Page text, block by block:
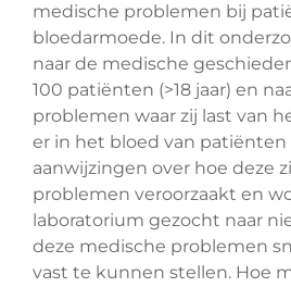
medische problemen bij
bloedarmoede. In dit
naar de medische
100 patiënten (>18 jaar) en
problemen waar zij last van
er in het bloed van
aanwijzingen over hoe deze
problemen veroorzaakt en
laboratorium gezocht naar
deze medische problemen
vast te kunnen stellen. Hoe